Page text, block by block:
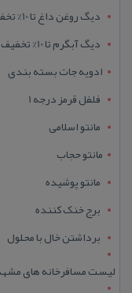
دیگ روغن داغ تا 10% تخفیف
دیگ آبگرم تا 10% تخفیف
ادویه جات بسته بندی
فلفل قرمز درجه 1
مانتو اسلامی
مانتو حجاب
مانتو پوشیده
برج خنک کننده
برداشتن خال با محلول
لیست مسافرخانه های مشهد با